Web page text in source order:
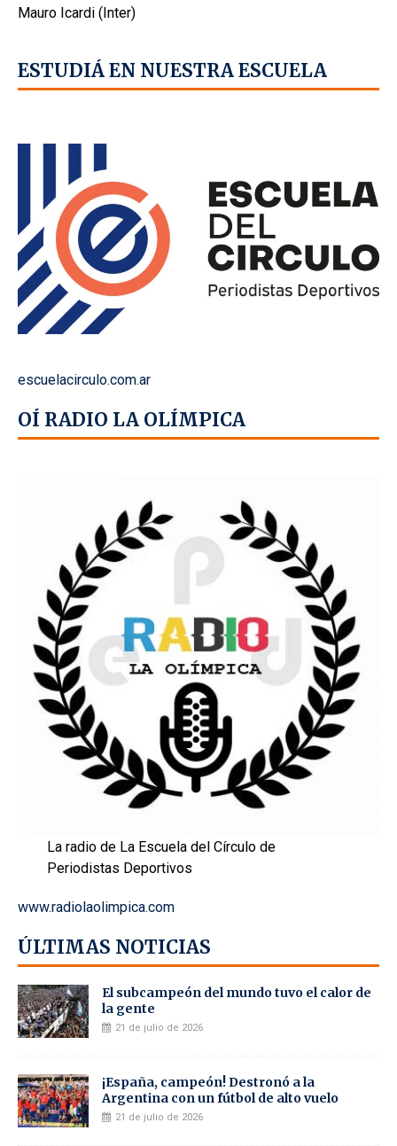
Mauro Icardi (Inter)
ESTUDIÁ EN NUESTRA ESCUELA
escuelacirculo.com.ar
OÍ RADIO LA OLÍMPICA
La radio de La Escuela del Círculo de
Periodistas Deportivos
www.radiolaolimpica.com
ÚLTIMAS NOTICIAS
El subcampeón del mundo tuvo el calor de
la gente
21 de julio de 2026
¡España, campeón! Destronó a la
Argentina con un fútbol de alto vuelo
21 de julio de 2026